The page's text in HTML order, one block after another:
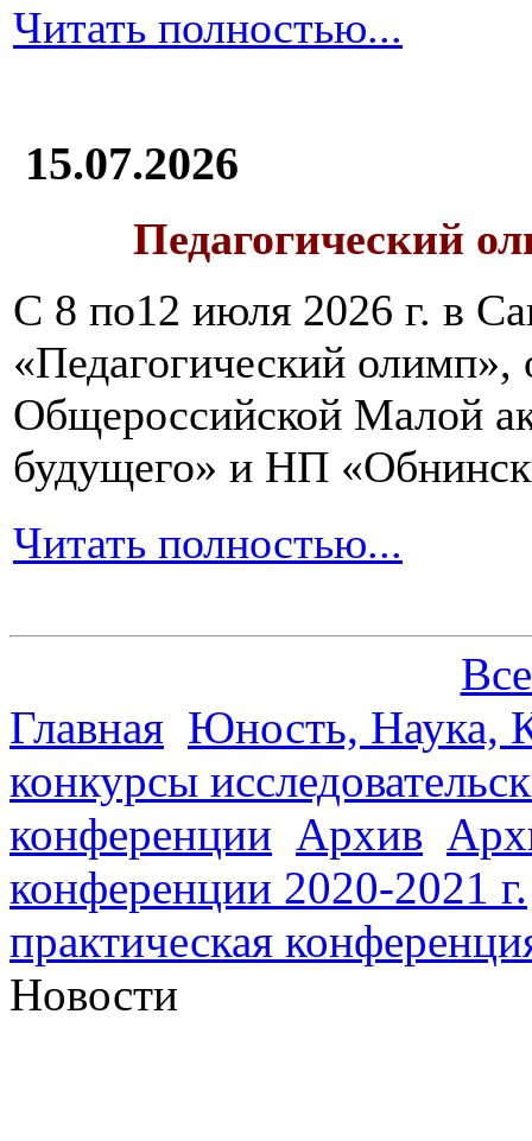
Читать полностью...
15.07.2026
Педагогический
С 8 по12 июля 2026 г. в
«Педагогический олимп»,
Общероссийской Малой
будущего» и НП
Читать полностью...
Главная Юность, Наука,
конкурсы
конференции Архив
конференции 2020-2021 г.
практическая
Новости